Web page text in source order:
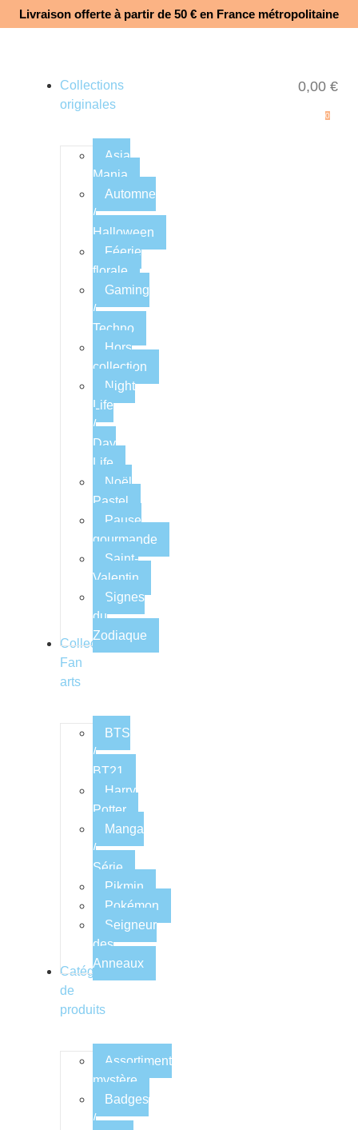
Livraison offerte à partir de 50 € en France métropolitaine​
Collections
originales
Asia
Mania
Automne
/
Halloween
Féerie
florale
Gaming
/
Techno
Hors
collection
Night
Life
/
Day
Life
Noël
Pastel
Pause
gourmande
Saint-
Valentin
Signes
du
Zodiaque
Collections
Fan
arts
BTS
/
BT21
Harry
Potter
Manga
/
Série
Pikmin
Pokémon
Seigneur
des
Anneaux
Catégories
de
produits
Assortiment
mystère
Badges
/
0,00 €
0